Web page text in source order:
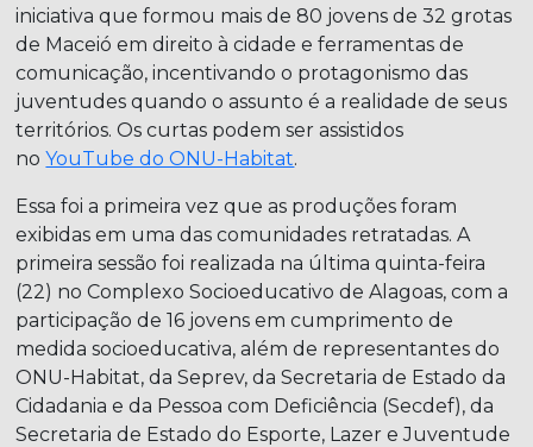
iniciativa que formou mais de 80 jovens de 32 grotas
de Maceió em direito à cidade e ferramentas de
comunicação, incentivando o protagonismo das
juventudes quando o assunto é a realidade de seus
territórios. Os curtas podem ser assistidos
noYouTube do ONU-Habitat.
Essa foi a primeira vez que as produções foram
exibidas em uma das comunidades retratadas. A
primeira sessão foi realizada na última quinta-feira
(22) no Complexo Socioeducativo de Alagoas, com a
participação de 16 jovens em cumprimento de
medida socioeducativa, além de representantes do
ONU-Habitat, da Seprev, da Secretaria de Estado da
Cidadania e da Pessoa com Deficiência (Secdef), da
Secretaria de Estado do Esporte, Lazer e Juventude